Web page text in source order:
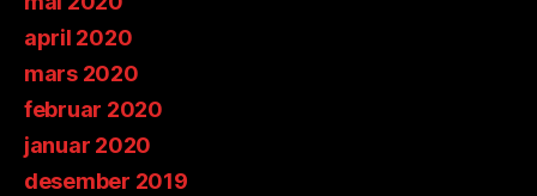
april 2020
mars 2020
februar 2020
januar 2020
desember 2019